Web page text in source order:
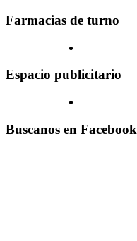
Farmacias de turno
Espacio publicitario
Buscanos en Facebook